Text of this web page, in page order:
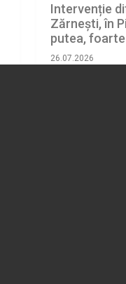
Intervenție
Zărnești, în
putea,
tragic”
26.07.2026